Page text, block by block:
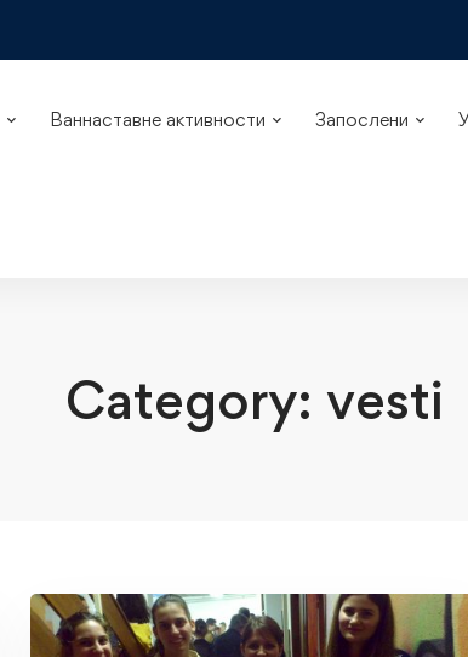
Ваннаставне активности Запослени
Category: vesti